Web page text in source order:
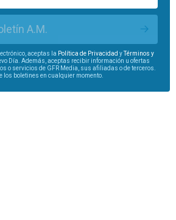
A.M.
aceptas la Política de Privacidad yTérminos y
Día. Además, aceptas recibir información u ofertas
o servicios de GFR Media, sus afiliadas o de terceros.
los boletines en cualquier momento.